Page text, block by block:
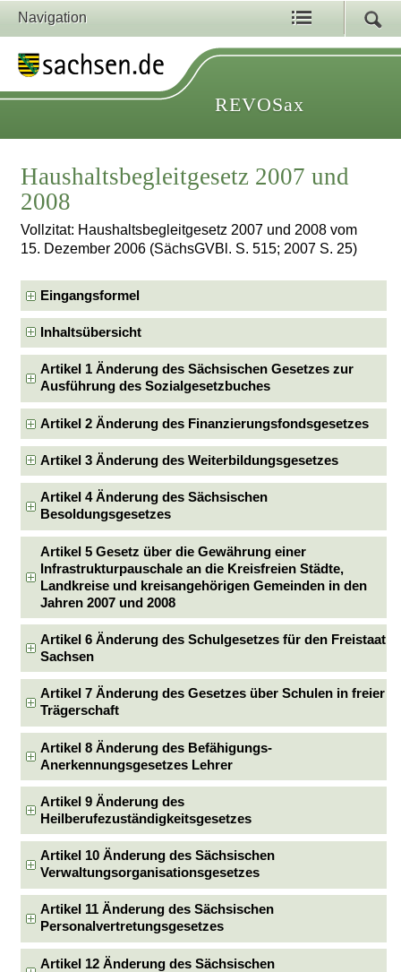
Navigation
REVOSax
Haushaltsbegleitgesetz 2007 und
2008
Vollzitat: Haushaltsbegleitgesetz 2007 und 2008 vom
15. Dezember 2006 (SächsGVBl. S. 515; 2007 S. 25)
Eingangsformel
Inhaltsübersicht
Artikel 1 Änderung des Sächsischen Gesetzes zur
Ausführung des Sozialgesetzbuches
Artikel 2 Änderung des Finanzierungsfondsgesetzes
Artikel 3 Änderung des Weiterbildungsgesetzes
Artikel 4 Änderung des Sächsischen
Besoldungsgesetzes
Artikel 5 Gesetz über die Gewährung einer
Infrastrukturpauschale an die Kreisfreien Städte,
Landkreise und kreisangehörigen Gemeinden in den
Jahren 2007 und 2008
Artikel 6 Änderung des Schulgesetzes für den Freistaat
Sachsen
Artikel 7 Änderung des Gesetzes über Schulen in freier
Trägerschaft
Artikel 8 Änderung des Befähigungs-
Anerkennungsgesetzes Lehrer
Artikel 9 Änderung des
Heilberufezuständigkeitsgesetzes
Artikel 10 Änderung des Sächsischen
Verwaltungsorganisationsgesetzes
Artikel 11 Änderung des Sächsischen
Personalvertretungsgesetzes
Artikel 12 Änderung des Sächsischen